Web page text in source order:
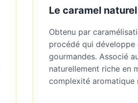
Le caramel naturel
Obtenu par
procédé qui
gourmandes. Associé
naturellement riche en
complexité aromatique